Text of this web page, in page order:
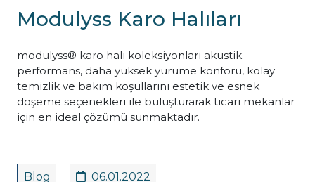
Modulyss Karo Halıları
modulyss® karo halı koleksiyonları akustik
performans, daha yüksek yürüme konforu, kolay
temizlik ve bakım koşullarını estetik ve esnek
döşeme seçenekleri ile buluşturarak ticari mekanlar
için en ideal çözümü sunmaktadır.
Blog 06.01.2022